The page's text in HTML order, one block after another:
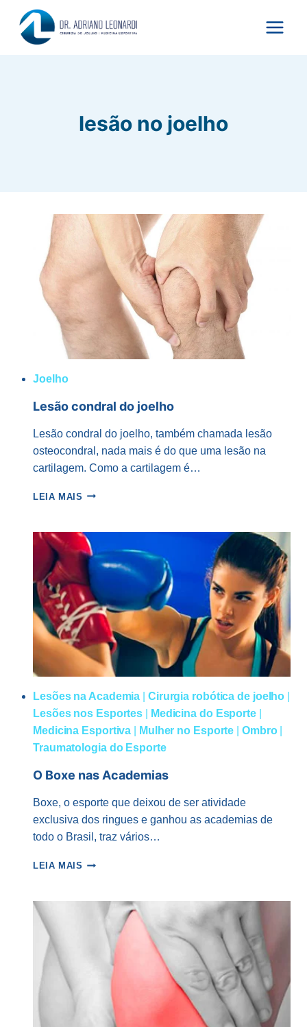
para
lesão no joelho
Joelho
Lesão condral do joelho
Lesão condral do joelho, também chamada lesão
osteocondral, nada mais é do que uma lesão na
cartilagem. Como a cartilagem é…
LEIA MAIS LESÃO
JOELHO
Lesões na Academia Cirurgia robótica de joelho
Lesões nos Esportes
Medicina do Esporte|
Medicina Esportiva
Mulher no Esporte Ombro|
Traumatologia do Esporte
O Boxe nas Academias
Boxe, o esporte que deixou de ser atividade
exclusiva dos ringues e ganhou as academias de
todo o Brasil, traz vários…
LEIA MAIS O
ACADEMIAS